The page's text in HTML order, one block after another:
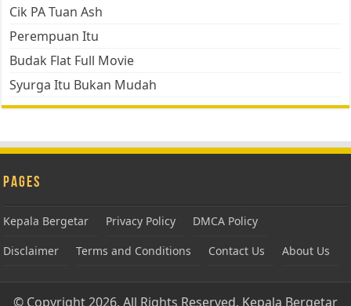
Cik PA Tuan Ash
Perempuan Itu
Budak Flat Full Movie
Syurga Itu Bukan Mudah
Pages
Kepala Bergetar Privacy Policy
DMCA Policy
Disclaimer
Terms and Conditions Contact Us About Us
© Copyright 2026, All Rights Reserved. Kepala Bergetar